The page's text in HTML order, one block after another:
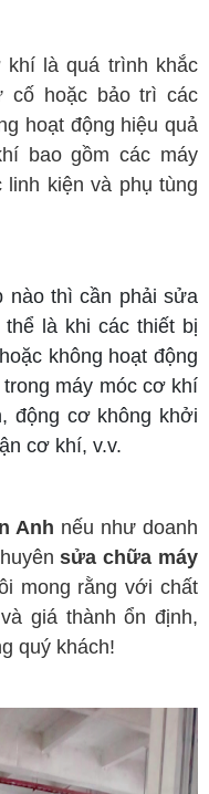
là quá trình khắc
cố hoặc bảo trì các
hoạt động hiệu quả
bao gồm các máy
linh kiện và phụ tùng
nào thì cần phải sửa
là khi các thiết bị
không hoạt động
máy móc cơ khí
động cơ không khởi
cơ khí, v.v.
Anh nếu như doanh
sửa chữa máy
mong rằng với chất
giá thành ổn định,
quý khách!